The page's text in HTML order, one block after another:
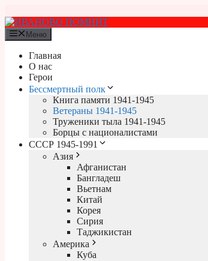
к
содержимому
Меню
Главная
О нас
Герои
Бессмертный полк
Книга памяти 1941-1945
Ветераны 1941-1945
Труженики тыла 1941-1945
Борцы с националистами
СССР 1945-1991
Азия
Афганистан
Бангладеш
Вьетнам
Китай
Корея
Сирия
Таджикистан
Америка
Куба